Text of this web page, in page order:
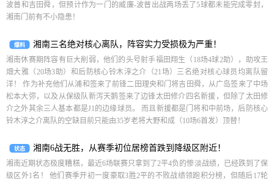
波普和吉田舜，但预计作为一门的威廉-波普出战两场丢了5球都未能完成零封，
湘南门前有不小隐患！
爆料 湘南三名绝对核心离队，阵容实力受损极为严重！
湘南休赛期阵容有巨大削弱，他们的头号射手福田翔生（18场4球2助），助攻王
畑大雅（20场3助）和后防核心铃木淳之介（21场）三名绝对核心球员均离队留
洋！ 作为补充他们从浦和签来了前锋二田理央和门将吉田舜，从广岛签来了中场
松本大弥，以及从保级队新泻天鹅签来了边锋太田修介四名新援，但除了太田修
介之外其余三人基本都是J1的边缘球员。 而且新援都是门将和中前场，后防核心
铃木淳之介离队的空缺目前只能由35岁老将大野和成（10场6首发）顶替！
状态 湘南6战无胜，从赛季初位居榜首跌到降级区附近！
湘南近期状态极度糟糕，最近6场联赛只拿到了2平4负的惨淡战绩，已经跌到了保
级区外1名！ 他们赛季开初一度豪取3胜2平的不败战绩领跑积分榜，但随后17轮